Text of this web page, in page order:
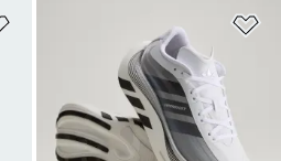
Ajouter à la Liste de produits